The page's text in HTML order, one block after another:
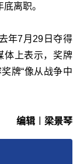
离职。
年7月29日夺得
体上表示，奖牌
牌“像从战争中
编辑︱梁景琴